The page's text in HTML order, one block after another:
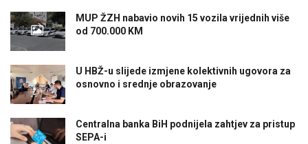
MUP ŽZH nabavio novih 15 vozila vrijednih više
od 700.000 KM
U HBŽ-u slijede izmjene kolektivnih ugovora za
osnovno i srednje obrazovanje
Centralna banka BiH podnijela zahtjev za pristup
SEPA-i